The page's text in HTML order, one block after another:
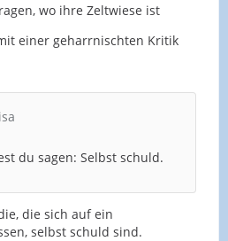
wo ihre Zeltwiese ist
einer geharrnischten Kritik
du sagen: Selbst schuld.
die sich auf ein
selbst schuld sind.